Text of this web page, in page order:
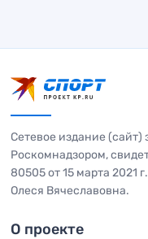
Сетевое издание (сайт)
Роскомнадзором,
80505 от 15 марта 2021
Олеся Вячеславовна.
О проекте